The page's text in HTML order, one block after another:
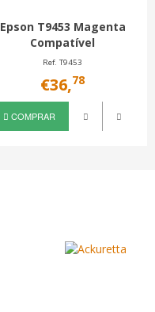
Epson T9453 Magenta
Compatível
Ref. T9453
€36,78
COMPRAR